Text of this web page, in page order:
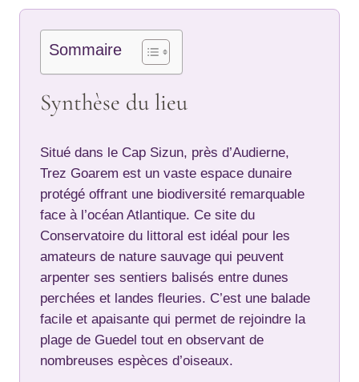
Sommaire
Synthèse du lieu
Situé dans le Cap Sizun, près d’Audierne,
Trez Goarem est un vaste espace dunaire
protégé offrant une biodiversité remarquable
face à l’océan Atlantique. Ce site du
Conservatoire du littoral est idéal pour les
amateurs de nature sauvage qui peuvent
arpenter ses sentiers balisés entre dunes
perchées et landes fleuries. C’est une balade
facile et apaisante qui permet de rejoindre la
plage de Guedel tout en observant de
nombreuses espèces d’oiseaux.